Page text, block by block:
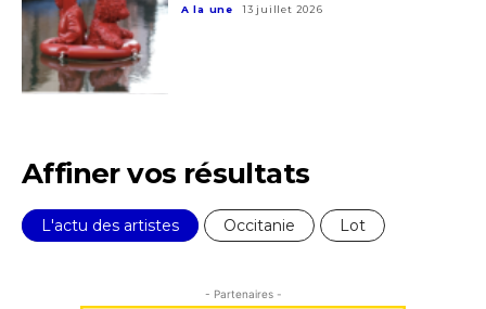
A la une 13 juillet 2026
Affiner vos résultats
L'actu des artistes Occitanie Lot
- Partenaires -